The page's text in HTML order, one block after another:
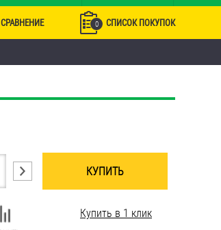
0 СПИСОК ПОКУПОК
СРАВНЕНИЕ
КУПИТЬ
Купить в 1 клик